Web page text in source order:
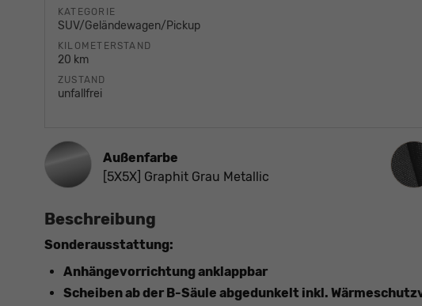
KATEGORIE
SUV/Geländewagen/Pickup
KILOMETERSTAND
20 km
ZUSTAND
unfallfrei
Außenfarbe
[5X5X] Graphit Grau Metallic
Beschreibung
Sonderausstattung:
Anhängevorrichtung anklappbar
Scheiben ab der B-Säule abgedunkelt inkl.